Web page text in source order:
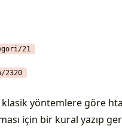
21
2320
yöntemlere göre
için bir kural yazıp